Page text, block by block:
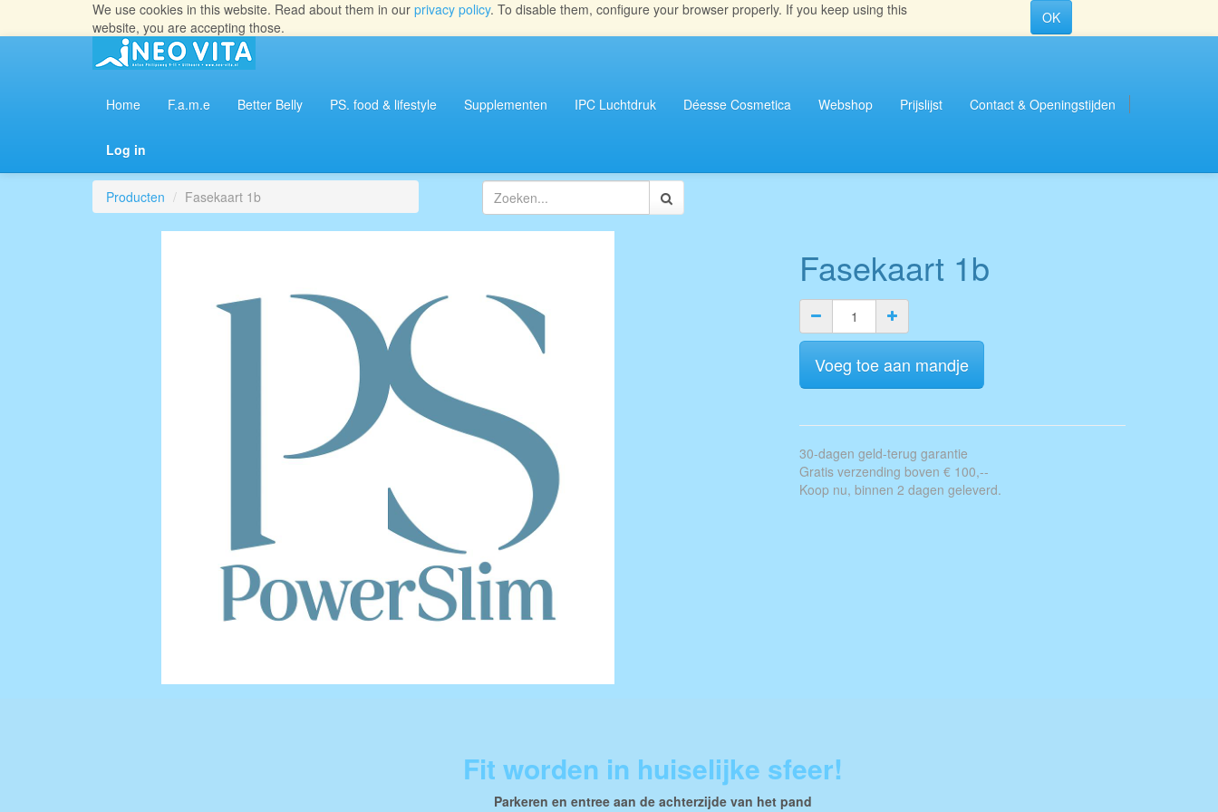
We use cookies in this website. Read about them in our privacy policy. To disable them, configure your browser properly. If you keep using this
website, you are accepting those.
OK
Home F.a.m.e Better Belly PS. food & lifestyle Supplementen IPC Luchtdruk Déesse Cosmetica Webshop Prijslijst Contact & Openingstijden
Log in
Producten Fasekaart 1b
Fasekaart 1b
Voeg toe aan mandje
30-dagen geld-terug garantie
Gratis verzending boven € 100,--
Koop nu, binnen 2 dagen geleverd.
Fit worden in huiselijke sfeer!
Parkeren en entree aan de achterzijde van het pand